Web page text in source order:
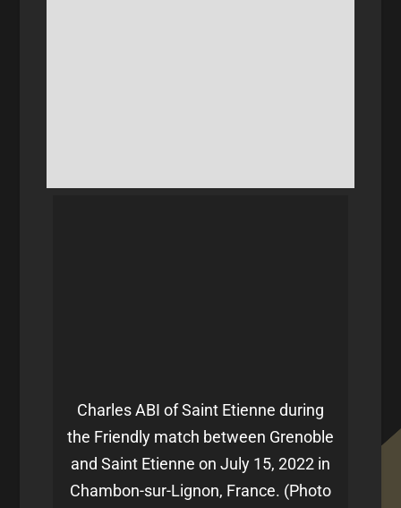
Charles ABI of Saint Etienne during
the Friendly match between Grenoble
and Saint Etienne on July 15, 2022 in
Chambon-sur-Lignon, France. (Photo